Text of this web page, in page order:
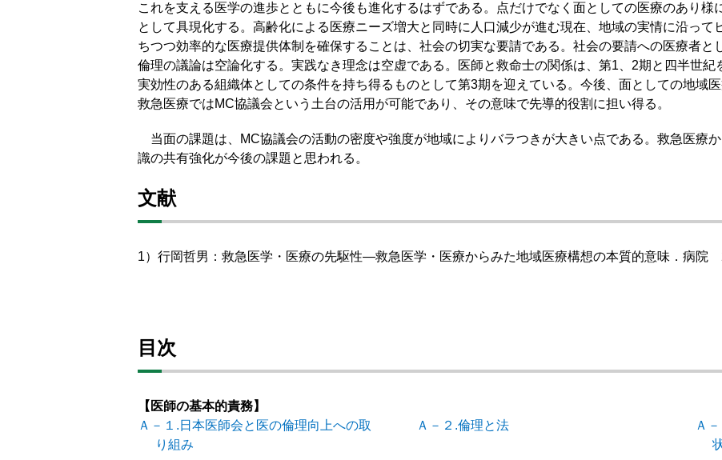
これを支える医学の進歩とともに今後も進化するはずである。点だけでなく面としての医療のあり様
として具現化する。高齢化による医療ニーズ増大と同時に人口減少が進む現在、地域の実情に沿って
ちつつ効率的な医療提供体制を確保することは、社会の切実な要請である。社会の要請への医療者と
倫理の議論は空論化する。実践なき理念は空虚である。医師と救命士の関係は、第1、2期と四半世紀
実効性のある組織体としての条件を持ち得るものとして第3期を迎えている。今後、面としての地域
救急医療ではMC協議会という土台の活用が可能であり、その意味で先導的役割に担い得る。
当面の課題は、MC協議会の活動の密度や強度が地域によりバラつきが大きい点である。救急医療
識の共有強化が今後の課題と思われる。
文献
1）行岡哲男：救急医学・医療の先駆性―救急医学・医療からみた地域医療構想の本質的意味．病院
目次
【医師の基本的責務】
Ａ－１.日本医師会と医の倫理向上への取
り組み
Ａ－２.倫理と法
Ａ